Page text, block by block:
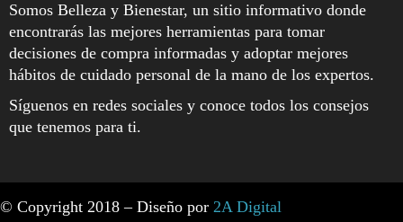
Somos Belleza y Bienestar, un sitio informativo donde
encontrarás las mejores herramientas para tomar
decisiones de compra informadas y adoptar mejores
hábitos de cuidado personal de la mano de los expertos.
Síguenos en redes sociales y conoce todos los consejos
que tenemos para ti.
© Copyright 2018 – Diseño por 2A Digital